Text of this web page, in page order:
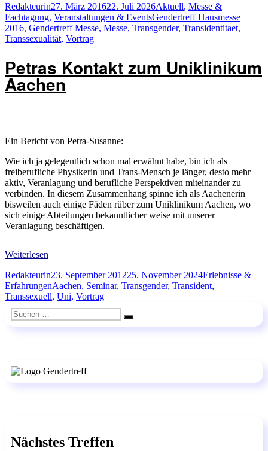
Autor
RedakteurinVeröffentlicht
am
27. März 201622. Juli 2026Kategorien
Aktuell, Messe &
Fachtagung, Veranstaltungen & EventsSchlagwörter
Gendertreff Hausmesse
2016, Gendertreff Messe, Messe, Transgender, Transidentitaet,
Transsexualität, Vortrag
Petras Kontakt zum Uniklinikum
Aachen
Ein Bericht von Petra-Susanne:
Wie ich ja gelegentlich schon mal erwähnt habe, bin ich als
freiberufliche Physikerin und Trans-Mensch je länger, desto mehr
aktiv, Veranlagung und berufliche Perspektiven miteinander zu
verbinden. In diesem Zusammenhang spinne ich als Aachenerin
bisweilen auch einige Fäden rüber zum Uniklinikum Aachen, wo
sich einige Abteilungen bekanntlicher weise mit unserer
Veranlagung beschäftigen.
Weiterlesen
Autor
RedakteurinVeröffentlicht
am
23. September 201225. November 2024Kategorien
Erlebnisse &
ErfahrungenSchlagwörter
Aachen, Seminar, Transgender, Transident,
Transsexuell, Uni, Vortrag
Suchen
nach:
Suchen
Nächstes Treffen